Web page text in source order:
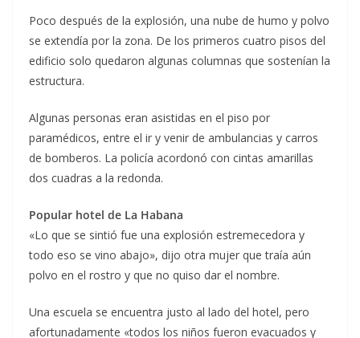
Poco después de la explosión, una nube de humo y polvo
se extendía por la zona. De los primeros cuatro pisos del
edificio solo quedaron algunas columnas que sostenían la
estructura.
Algunas personas eran asistidas en el piso por
paramédicos, entre el ir y venir de ambulancias y carros
de bomberos. La policía acordonó con cintas amarillas
dos cuadras a la redonda.
Popular hotel de La Habana
«Lo que se sintió fue una explosión estremecedora y
todo eso se vino abajo», dijo otra mujer que traía aún
polvo en el rostro y que no quiso dar el nombre.
Una escuela se encuentra justo al lado del hotel, pero
afortunadamente «todos los niños fueron evacuados y